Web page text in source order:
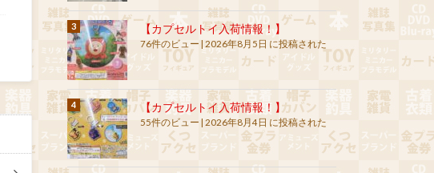
【カプセルトイ入荷情報！】
76件のビュー | 2026年8月5日 に投稿された
【カプセルトイ入荷情報！】
55件のビュー | 2026年8月4日 に投稿された